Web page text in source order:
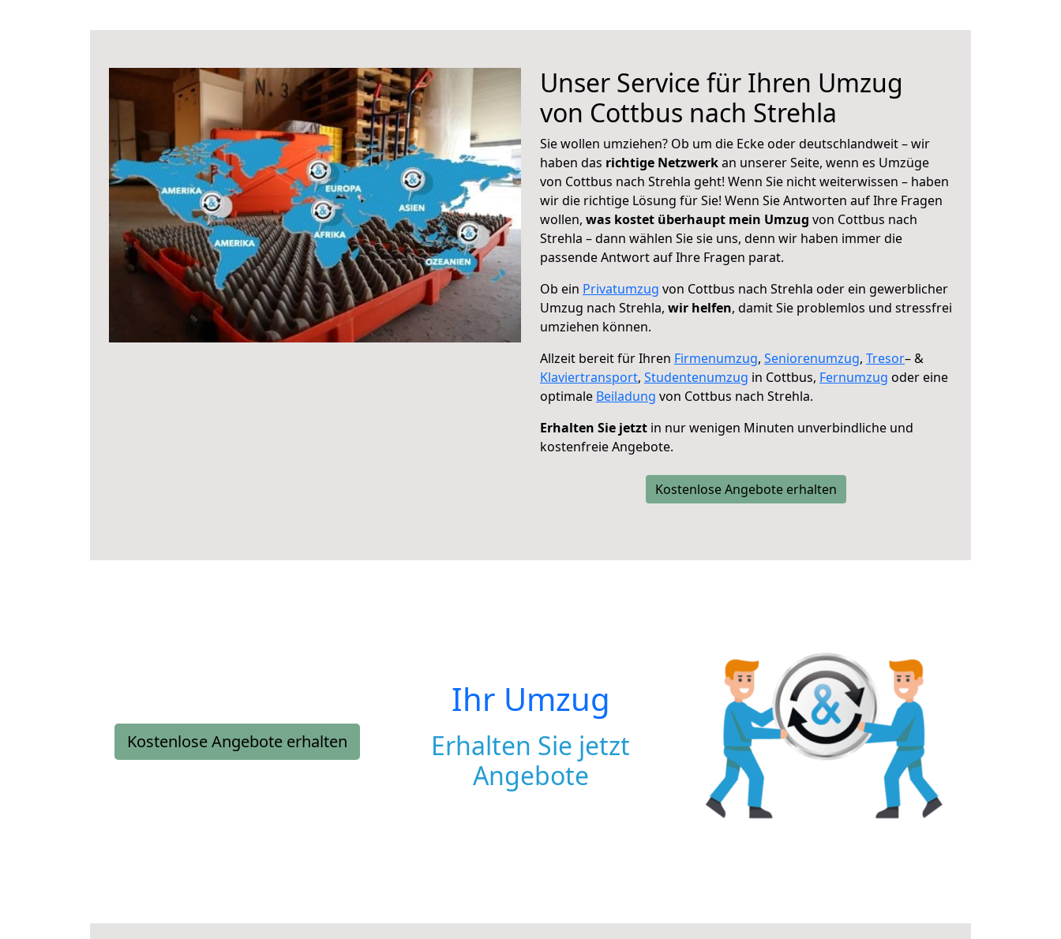
Unser Service für Ihren Umzug
von Cottbus nach Strehla
Sie wollen umziehen? Ob um die Ecke oder deutschlandweit – wir
haben das richtige Netzwerkan unserer Seite, wenn es Umzüge
von Cottbus nach Strehla geht! Wenn Sie nicht weiterwissen – haben
wir die richtige Lösung für Sie! Wenn Sie Antworten auf Ihre Fragen
wollen, was kostet überhaupt mein Umzug von Cottbus nach
Strehla – dann wählen Sie sie uns, denn wir haben immer die
passende Antwort auf Ihre Fragen parat.
Ob ein Privatumzug von Cottbus nach Strehla oder ein gewerblicher
Umzug nach Strehla, wir helfen, damit Sie problemlos und stressfrei
umziehen können.
Allzeit bereit für Ihren Firmenumzug, Seniorenumzug, Tresor– &
Klaviertransport, Studentenumzug in Cottbus, Fernumzug oder eine
optimale Beiladung von Cottbus nach Strehla.
Erhalten Sie jetzt in nur wenigen Minuten unverbindliche und
kostenfreie Angebote.
Kostenlose Angebote erhalten
Kostenlose Angebote erhalten
Ihr Umzug
Erhalten Sie jetzt
Angebote